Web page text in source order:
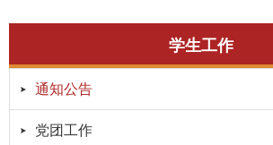
学生工作
通知公告
党团工作